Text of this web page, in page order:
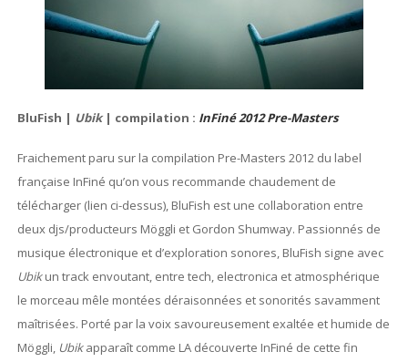
BluFish | Ubik| compilation : InFiné 2012 Pre-Masters
Fraichement paru sur la compilation Pre-Masters 2012 du label
française InFiné qu’on vous recommande chaudement de
télécharger (lien ci-dessus), BluFish est une collaboration entre
deux djs/producteurs Möggli et Gordon Shumway. Passionnés de
musique électronique et d’exploration sonores, BluFish signe avec
Ubikun track envoutant, entre tech, electronica et atmosphérique
le morceau mêle montées déraisonnées et sonorités savamment
maîtrisées. Porté par la voix savoureusement exaltée et humide de
Möggli, Ubikapparaît comme LA découverte InFiné de cette fin